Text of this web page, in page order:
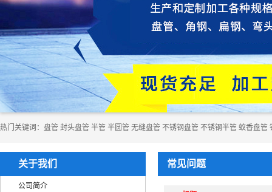
热门关键词： ​​​​​盘管 封头盘管 半管 半圆管 无缝盘管 不锈钢盘管 不锈钢半管 蚊香盘管
关于我们
公司简介
常见问题